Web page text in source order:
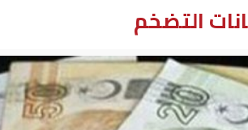
التضخم